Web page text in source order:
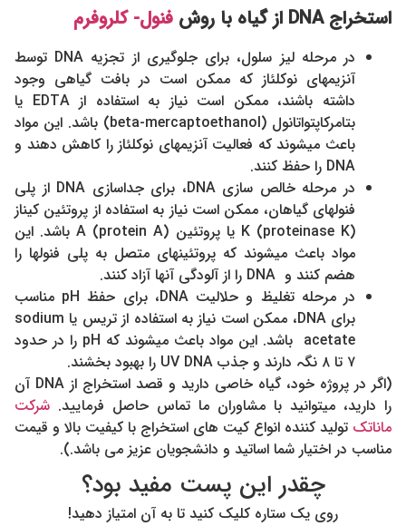
استخراجDNA از گیاه با روش فنول- کلروفرم
در مرحله لیز سلول، برای جلوگیری از تجزیه DNA توسط
آنزیمهای نوکلئاز که ممکن است در بافت گیاهی وجود
داشته باشند، ممکن است نیاز به استفاده از EDTA یا
بتامرکاپتواتانول (beta-mercaptoethanol) باشد. این مواد
باعث میشوند که فعالیت آنزیمهای نوکلئاز را کاهش دهند و
DNA را حفظ کنند.
در مرحله خالص سازی DNA، برای جداسازی DNA از پلی
فنولهای گیاهان، ممکن است نیاز به استفاده از پروتئین کیناز
K (proteinase K) یا پروتئین A (protein A) باشد. این
مواد باعث میشوند که پروتئینهای متصل به پلی فنولها را
هضم کنند و DNA را از آلودگی آنها آزاد کنند.
در مرحله تغليظ و حلاليت DNA، برای حفظ pH مناسب
برای DNA، ممکن است نیاز به استفاده از تريس یا sodium
acetate باشد. این مواد باعث میشوند که pH را در حدود
۷ تا ۸ نگہ دارند و جذب UV DNA را بهبود بخشند.
(اگر در پروژه خود، گیاه خاصی دارید و قصد استخراج از DNA آن
را دارید، میتوانید با مشاوران ما تماس حاصل فرمایید. شرکت
ماناتک تولید کننده انواع کیت های استخراج با کیفیت بالا و قیمت
مناسب در اختیار شما اساتید و دانشجویان عزیز می باشد.).
چقدر این پست مفید بود؟
روی یک ستاره کلیک کنید تا به آن امتیاز دهید!